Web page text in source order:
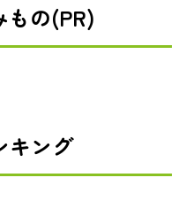
もの(PR)
キング